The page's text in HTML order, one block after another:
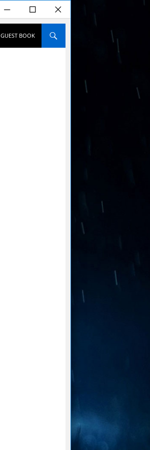
✕
☐
―
GUEST BOOK